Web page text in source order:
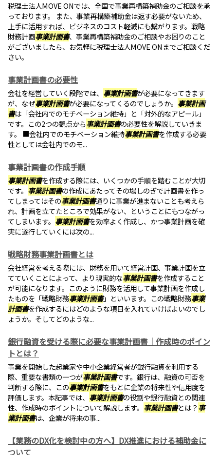
税理士法人MOVE ONでは、全国で事業再構築補助金のご相談を承
っております。 また、事業再構築補助金は返す必要がないため、
上手に活用すれば、ビジネスのコスト軽減にも繋がります。戦略
財務計画事業計画書、事業再構築補助金のご相談やお困りのこと
がございましたら、お気軽に税理士法人MOVE ONまでご相談くだ
さい。
事業計画書の必要性
会社を経営していく段階では、 事業計画書が必要になってきます
が、なぜ事業計画書が必要になってくるのでしょうか。 事業計画
書は「会社内でのモチベーション維持」と「対外的なアピール」
です。この2つの観点から事業計画書の必要性を解説していきま
す。 ■会社内でのモチベーション維持事業計画書を作成する必要
性としては会社内でのモ...
事業計画書の作成手順
事業計画書を作成する際には、いくつかの手順を踏むことが大切
です。 事業計画書の作成にあたってその場しのぎで計画書を作っ
てしまってはその事業計画書通りに事業が進まないことも考えら
れ、計画を立てたところで効果がない、ということにもつながっ
てしまいます。 事業計画書を効率よく作成し、かつ事業計画を確
実に遂行していくには次の...
戦略財務事業計画書とは
会社経営を考える際には、財務を用いて経営計画、事業計画を立
てていくことによって、より現実的な事業計画書を作成すること
が可能になります。このように財務を活用して事業計画を作成し
たものを「戦略財務事業計画書」といいます。この戦略財務事業
計画書を作成するにはどのような項目を入れていけばよいのでし
ょうか。そしてどのような...
銀行融資を受ける際に必要な事業計画書｜作成時のポイン
トとは？
事業を開始した起業家や中小企業経営者が銀行融資を利用する
際、重要な書類の一つが事業計画書です。銀行は、融資の可否を
判断する際に、この事業計画書をもとに企業の将来性や信用度を
評価します。本記事では、 事業計画書の役割や銀行融資との関連
性、作成時のポイントについて解説します。 事業計画書とは？事
業計画書は、企業が将来の事...
【業務のDX化を検討中の方へ】DX推進における補助金に
ついて